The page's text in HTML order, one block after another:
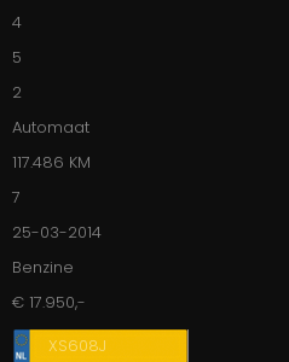
4
5
2
Automaat
117.486 KM
7
25-03-2014
Benzine
€ 17.950,-
XS608J